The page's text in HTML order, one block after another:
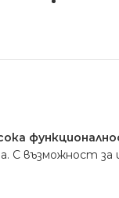
С възможност